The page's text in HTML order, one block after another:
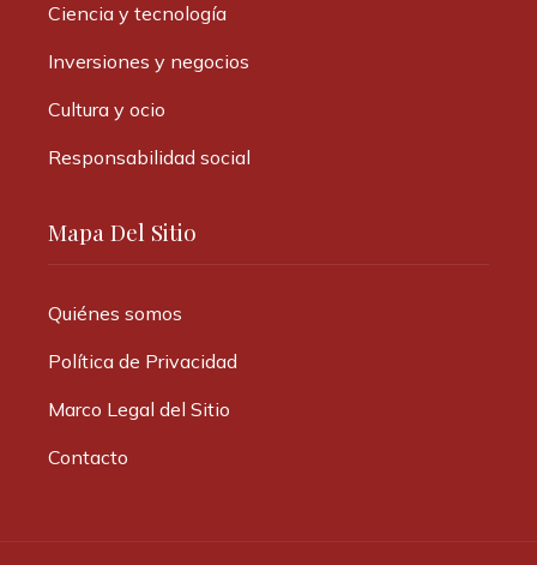
Ciencia y tecnología
Inversiones y negocios
Cultura y ocio
Responsabilidad social
Mapa Del Sitio
Quiénes somos
Política de Privacidad
Marco Legal del Sitio
Contacto